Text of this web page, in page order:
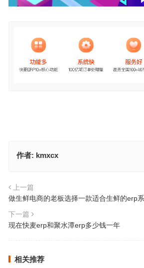
作者: kmxcx
上一篇
做生鲜电商的老板选择一款适合生鲜的erp
下一篇
现在快麦erp和聚水潭erp多少钱一年
相关推荐